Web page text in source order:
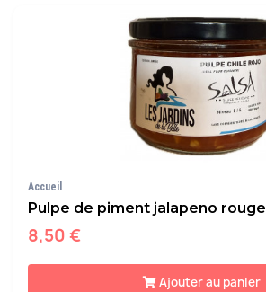
Accueil
Pulpe de piment jalapeno rouge
8,50 €
Ajouter au panier